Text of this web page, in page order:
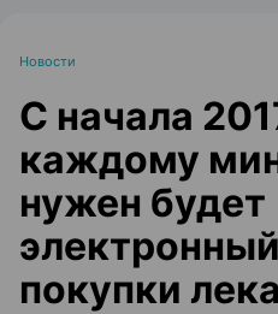
Новости
С начала
каждому
нужен будет
покупки